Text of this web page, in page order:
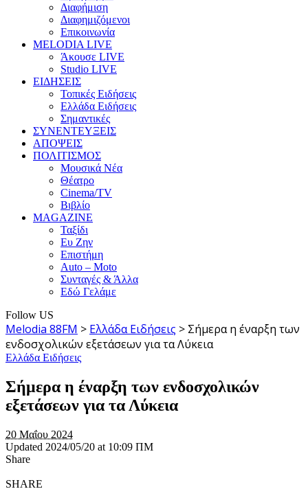
Διαφήμιση
Διαφημιζόμενοι
Επικοινωνία
MELODIA LIVE
Άκουσε LIVE
Studio LIVE
ΕΙΔΗΣΕΙΣ
Τοπικές Ειδήσεις
Ελλάδα Ειδήσεις
Σημαντικές
ΣΥΝΕΝΤΕΥΞΕΙΣ
ΑΠΟΨΕΙΣ
ΠΟΛΙΤΙΣΜΟΣ
Μουσικά Νέα
Θέατρο
Cinema/TV
Βιβλίο
MAGAZINE
Ταξίδι
Ευ Ζην
Επιστήμη
Auto – Moto
Συνταγές & Άλλα
Εδώ Γελάμε
Follow US
Melodia 88FM > Ελλάδα Ειδήσεις > Σήμερα η έναρξη των
ενδοσχολικών εξετάσεων για τα Λύκεια
Ελλάδα Ειδήσεις
Σήμερα η έναρξη των ενδοσχολικών
εξετάσεων για τα Λύκεια
20 Μαΐου 2024
Updated 2024/05/20 at 10:09 ΠΜ
Share
SHARE